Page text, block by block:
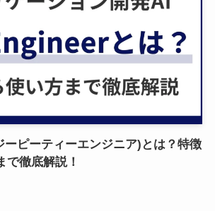
ピーティーエンジニア)とは？特徴
で徹底解説！